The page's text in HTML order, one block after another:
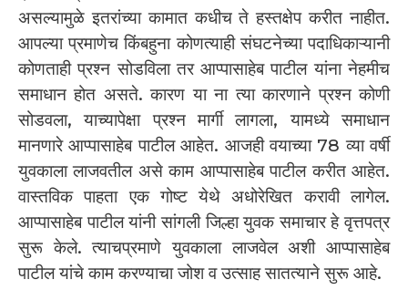
असल्यामुळे इतरांच्या कामात कधीच ते हस्तक्षेप करीत नाहीत.
आपल्या प्रमाणेच किंबहुना कोणत्याही संघटनेच्या पदाधिकाऱ्यानी
कोणताही प्रश्न सोडविला तर आप्पासाहेब पाटील यांना नेहमीच
समाधान होत असते. कारण या ना त्या कारणाने प्रश्न कोणी
सोडवला, याच्यापेक्षा प्रश्न मार्गी लागला, यामध्ये समाधान
मानणारे आप्पासाहेब पाटील आहेत. आजही वयाच्या 78 व्या वर्षी
युवकाला लाजवतील असे काम आप्पासाहेब पाटील करीत आहेत.
वास्तविक पाहता एक गोष्ट येथे अधोरेखित करावी लागेल.
आप्पासाहेब पाटील यांनी सांगली जिल्हा युवक समाचार हे वृत्तपत्र
सुरू केले. त्याचप्रमाणे युवकाला लाजवेल अशी आप्पासाहेब
पाटील यांचे काम करण्याचा जोश व उत्साह सातत्याने सुरू आहे.